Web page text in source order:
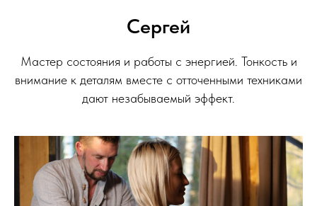
Сергей
Мастер состояния и работы с энергией. Тонкость и
внимание к деталям вместе с отточенными техниками
дают незабываемый эффект.